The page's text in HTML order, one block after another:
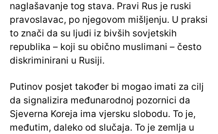
naglašavanje tog stava. Pravi Rus je ruski
pravoslavac, po njegovom mišljenju. U praksi
to znači da su ljudi iz bivših sovjetskih
republika – koji su obično muslimani – često
diskriminirani u Rusiji.
Putinov posjet također bi mogao imati za cilj
da signalizira međunarodnoj pozornici da
Sjeverna Koreja ima vjersku slobodu. To je,
međutim, daleko od slučaja. To je zemlja u